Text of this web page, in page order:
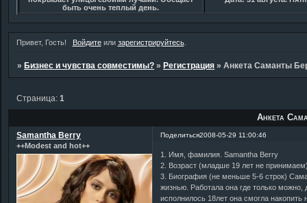
быть очень теплый день.
Привет, Гость! Войдитеили зарегистрируйтесь.
» Бизнес и чувства совместимы? » Регистрация »Анкета Саманты
Анкета
Страница:1
Поделиться2008-05-29 11:00:46
Samanthа Berry
++Modest and hot++
1. Имя, фамилия. Samanthа Berry
2. Возраст (младше 19 лет не
3. Биография (не меньше 5-6 строк)
жизнью. Работала она где только можно,
исполнилось 18лет она смогла